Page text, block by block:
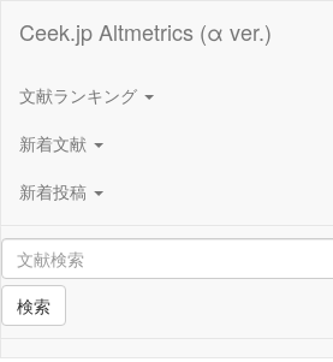
Ceek.jp Altmetrics (α ver.)
文献ランキング
新着文献
新着投稿
検索